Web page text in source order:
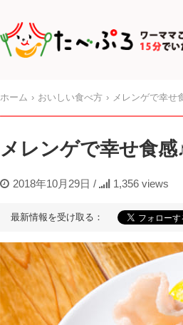
ホーム おいしい食べ方 メレンゲで幸せ
メレンゲで幸せ食
2018年10月29日 / 1,356 views
最新情報を受け取る：